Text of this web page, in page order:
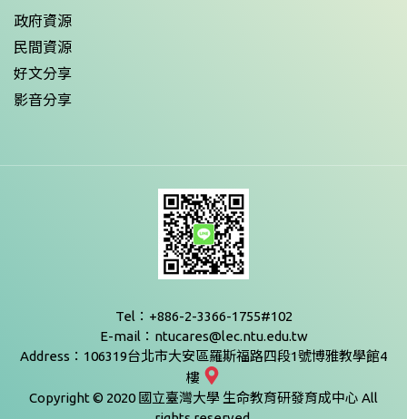
政府資源
民間資源
好文分享
影音分享
Tel：+886-2-3366-1755#102
E-mail：ntucares@lec.ntu.edu.tw
Address：106319台北市大安區羅斯福路四段1號博雅教學館4
樓
Copyright © 2020 國立臺灣大學 生命教育研發育成中心 All